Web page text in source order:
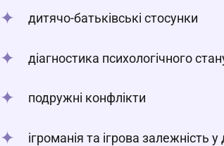
дитячо-батьківські стосунки
діагностика психологічного стану
подружні конфлікти
ігроманія та ігрова залежність у